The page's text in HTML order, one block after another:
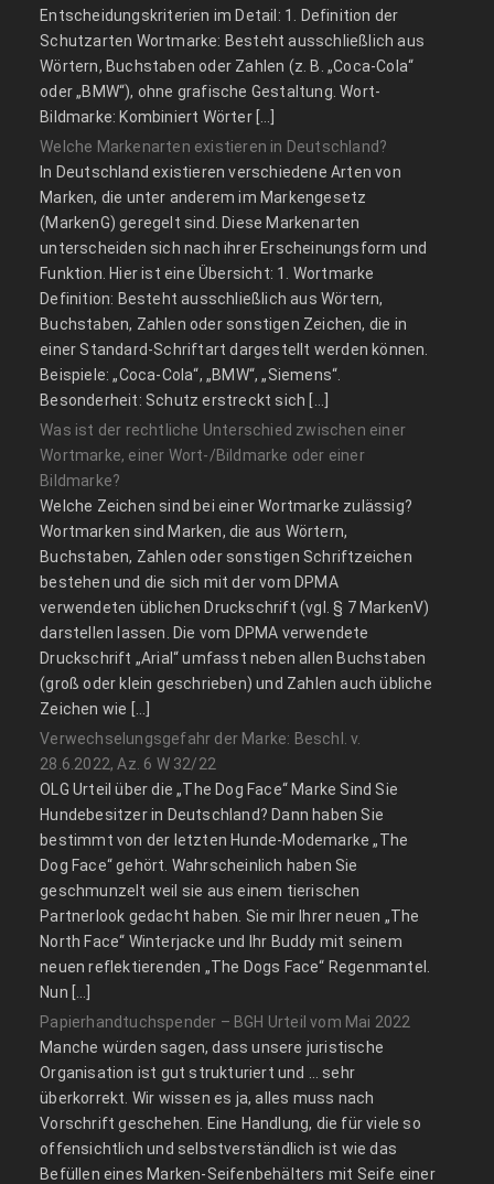
Entscheidungskriterien im Detail: 1. Definition der
Schutzarten Wortmarke: Besteht ausschließlich aus
Wörtern, Buchstaben oder Zahlen (z. B. „Coca-Cola“
oder „BMW“), ohne grafische Gestaltung. Wort-
Bildmarke: Kombiniert Wörter […]
Welche Markenarten existieren in Deutschland?
In Deutschland existieren verschiedene Arten von
Marken, die unter anderem im Markengesetz
(MarkenG) geregelt sind. Diese Markenarten
unterscheiden sich nach ihrer Erscheinungsform und
Funktion. Hier ist eine Übersicht: 1. Wortmarke
Definition: Besteht ausschließlich aus Wörtern,
Buchstaben, Zahlen oder sonstigen Zeichen, die in
einer Standard-Schriftart dargestellt werden können.
Beispiele: „Coca-Cola“, „BMW“, „Siemens“.
Besonderheit: Schutz erstreckt sich […]
Was ist der rechtliche Unterschied zwischen einer
Wortmarke, einer Wort-/Bildmarke oder einer
Bildmarke?
Welche Zeichen sind bei einer Wortmarke zulässig?
Wortmarken sind Marken, die aus Wörtern,
Buchstaben, Zahlen oder sonstigen Schriftzeichen
bestehen und die sich mit der vom DPMA
verwendeten üblichen Druckschrift (vgl. § 7 MarkenV)
darstellen lassen. Die vom DPMA verwendete
Druckschrift „Arial“ umfasst neben allen Buchstaben
(groß oder klein geschrieben) und Zahlen auch übliche
Zeichen wie […]
Verwechselungsgefahr der Marke: Beschl. v.
28.6.2022, Az. 6 W 32/22
OLG Urteil über die „The Dog Face“ Marke Sind Sie
Hundebesitzer in Deutschland? Dann haben Sie
bestimmt von der letzten Hunde-Modemarke „The
Dog Face“ gehört. Wahrscheinlich haben Sie
geschmunzelt weil sie aus einem tierischen
Partnerlook gedacht haben. Sie mir Ihrer neuen „The
North Face“ Winterjacke und Ihr Buddy mit seinem
neuen reflektierenden „The Dogs Face“ Regenmantel.
Nun […]
Papierhandtuchspender – BGH Urteil vom Mai 2022
Manche würden sagen, dass unsere juristische
Organisation ist gut strukturiert und … sehr
überkorrekt. Wir wissen es ja, alles muss nach
Vorschrift geschehen. Eine Handlung, die für viele so
offensichtlich und selbstverständlich ist wie das
Befüllen eines Marken-Seifenbehälters mit Seife einer